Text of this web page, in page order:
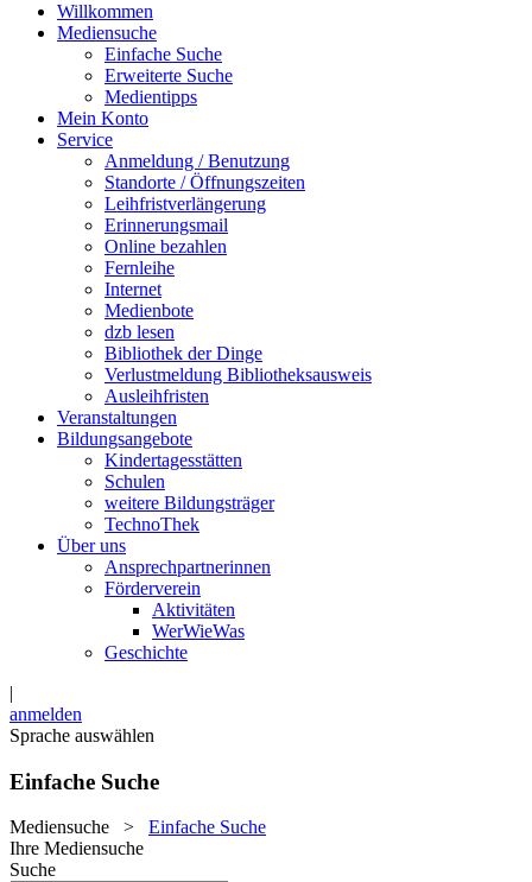
Willkommen
Mediensuche
Einfache Suche
Erweiterte Suche
Medientipps
Mein Konto
Service
Anmeldung / Benutzung
Standorte / Öffnungszeiten
Leihfristverlängerung
Erinnerungsmail
Online bezahlen
Fernleihe
Internet
Medienbote
dzb lesen
Bibliothek der Dinge
Verlustmeldung Bibliotheksausweis
Ausleihfristen
Veranstaltungen
Bildungsangebote
Kindertagesstätten
Schulen
weitere Bildungsträger
TechnoThek
Über uns
Ansprechpartnerinnen
Förderverein
Aktivitäten
WerWieWas
Geschichte
|
anmelden
Sprache auswählen
Einfache Suche
Mediensuche > Einfache Suche
Ihre Mediensuche
Suche